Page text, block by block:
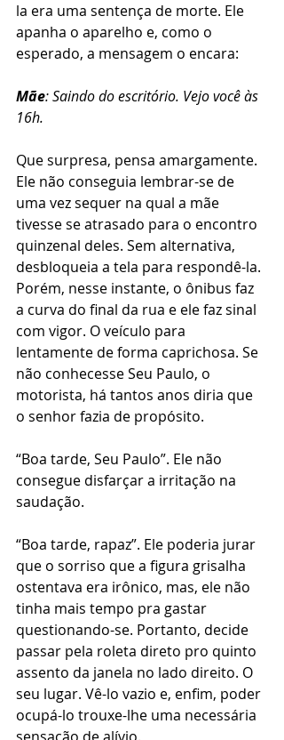
la era uma sentença de morte. Ele
apanha o aparelho e, como o
esperado, a mensagem o encara:
Mãe: Saindo do escritório. Vejo você às
16h.
Que surpresa, pensa amargamente.
Ele não conseguia lembrar-se de
uma vez sequer na qual a mãe
tivesse se atrasado para o encontro
quinzenal deles. Sem alternativa,
desbloqueia a tela para respondê-la.
Porém, nesse instante, o ônibus faz
a curva do final da rua e ele faz sinal
com vigor. O veículo para
lentamente de forma caprichosa. Se
não conhecesse Seu Paulo, o
motorista, há tantos anos diria que
o senhor fazia de propósito.
“Boa tarde, Seu Paulo”. Ele não
consegue disfarçar a irritação na
saudação.
“Boa tarde, rapaz”. Ele poderia jurar
que o sorriso que a figura grisalha
ostentava era irônico, mas, ele não
tinha mais tempo pra gastar
questionando-se. Portanto, decide
passar pela roleta direto pro quinto
assento da janela no lado direito. O
seu lugar. Vê-lo vazio e, enfim, poder
ocupá-lo trouxe-lhe uma necessária